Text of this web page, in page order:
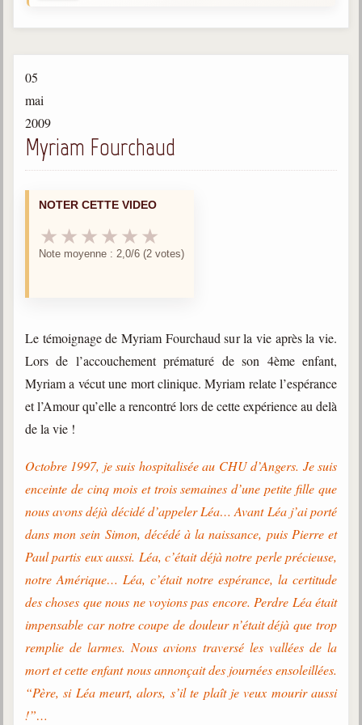
1910-2002
1927-2025
Bibliothèque
Ouvrages
Bibliothèque spirite
Newsletters
Sujets du mois
Citations
Maximes
Enregistrements
séance d'aide spirituelle
Diaporamas
Powerpoints
Enseignement
Cours dispensés au Centre
L'Agora
Consultez les réponses
05
mai
2009
Myriam Fourchaud
NOTER CETTE VIDEO
★ ★ ★ ★ ★ ★
Note moyenne : 2,0/6 (2 votes)
Le témoignage de Myriam Fourchaud sur la vie après la vie.
Lors de l’accouchement prématuré de son 4ème enfant,
Myriam a vécut une mort clinique. Myriam relate l’espérance
et l’Amour qu’elle a rencontré lors de cette expérience au delà
de la vie !
Octobre 1997, je suis hospitalisée au CHU d’Angers. Je suis
enceinte de cinq mois et trois semaines d’une petite fille que
nous avons déjà décidé d’appeler Léa… Avant Léa j’ai porté
dans mon sein Simon, décédé à la naissance, puis Pierre et
Paul partis eux aussi. Léa, c’était déjà notre perle précieuse,
notre Amérique… Léa, c’était notre espérance, la certitude
des choses que nous ne voyions pas encore. Perdre Léa était
impensable car notre coupe de douleur n’était déjà que trop
remplie de larmes. Nous avions traversé les vallées de la
mort et cette enfant nous annonçait des journées ensoleillées.
“Père, si Léa meurt, alors, s’il te plaît je veux mourir aussi
!”…